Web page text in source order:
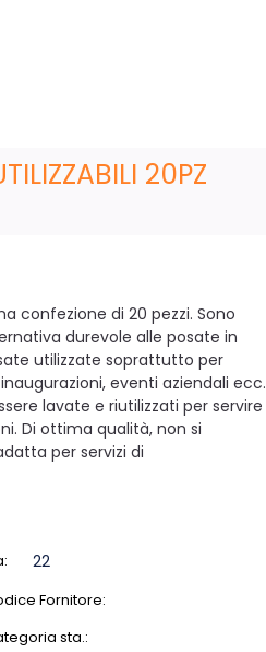
20PZ
confezione di 20 pezzi. Sono
durevole alle posate in
utilizzate soprattutto per
eventi aziendali ecc.
lavate e riutilizzati per servire
Di ottima qualità, non si
per servizi di
22
Fornitore:
sta.: